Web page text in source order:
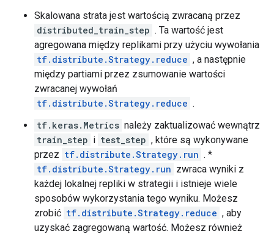
Skalowana strata jest wartością zwracaną przez
distributed_train_step . Ta wartość jest
agregowana między replikami przy użyciu wywołania
tf.distribute.Strategy.reduce , a następnie
między partiami przez zsumowanie wartości
zwracanej wywołań
tf.distribute.Strategy.reduce .
tf.keras.Metrics należy zaktualizować wewnątrz
train_step i test_step , które są wykonywane
przez tf.distribute.Strategy.run . *
tf.distribute.Strategy.run zwraca wyniki z
każdej lokalnej repliki w strategii i istnieje wiele
sposobów wykorzystania tego wyniku. Możesz
zrobić tf.distribute.Strategy.reduce , aby
uzyskać zagregowaną wartość. Możesz również